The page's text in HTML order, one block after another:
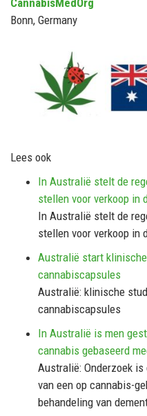
CannabisMedOrg
Bonn, Germany
Lees ook
In Australië stelt de
stellen voor verkoop in
In Australië stelt de
stellen voor verkoop in
Australië start
cannabiscapsules
Australië: klinische
cannabiscapsules
In Australië is men
cannabis gebaseerd
Australië: Onderzoek
van een op cannabis-
behandeling van